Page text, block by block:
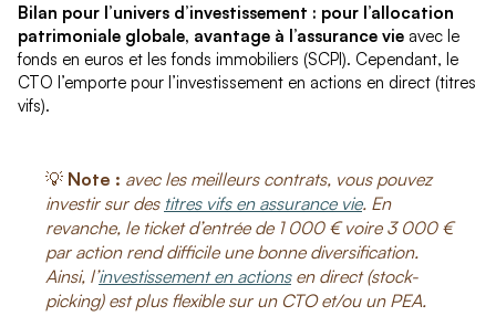
Bilan pour l’univers d’investissement : pour l’allocation
patrimoniale globale, avantage à l’assurance vie avec le
fonds en euros et les fonds immobiliers (SCPI). Cependant, le
CTO l’emporte pour l’investissement en actions en direct (titres
vifs).
💡 Note : avec les meilleurs contrats, vous pouvez
investir sur des titres vifs en assurance vie. En
revanche, le ticket d’entrée de 1 000 € voire 3 000 €
par action rend difficile une bonne diversification.
Ainsi, l’investissement en actionsen direct (stock-
picking) est plus flexible sur un CTO et/ou un PEA.